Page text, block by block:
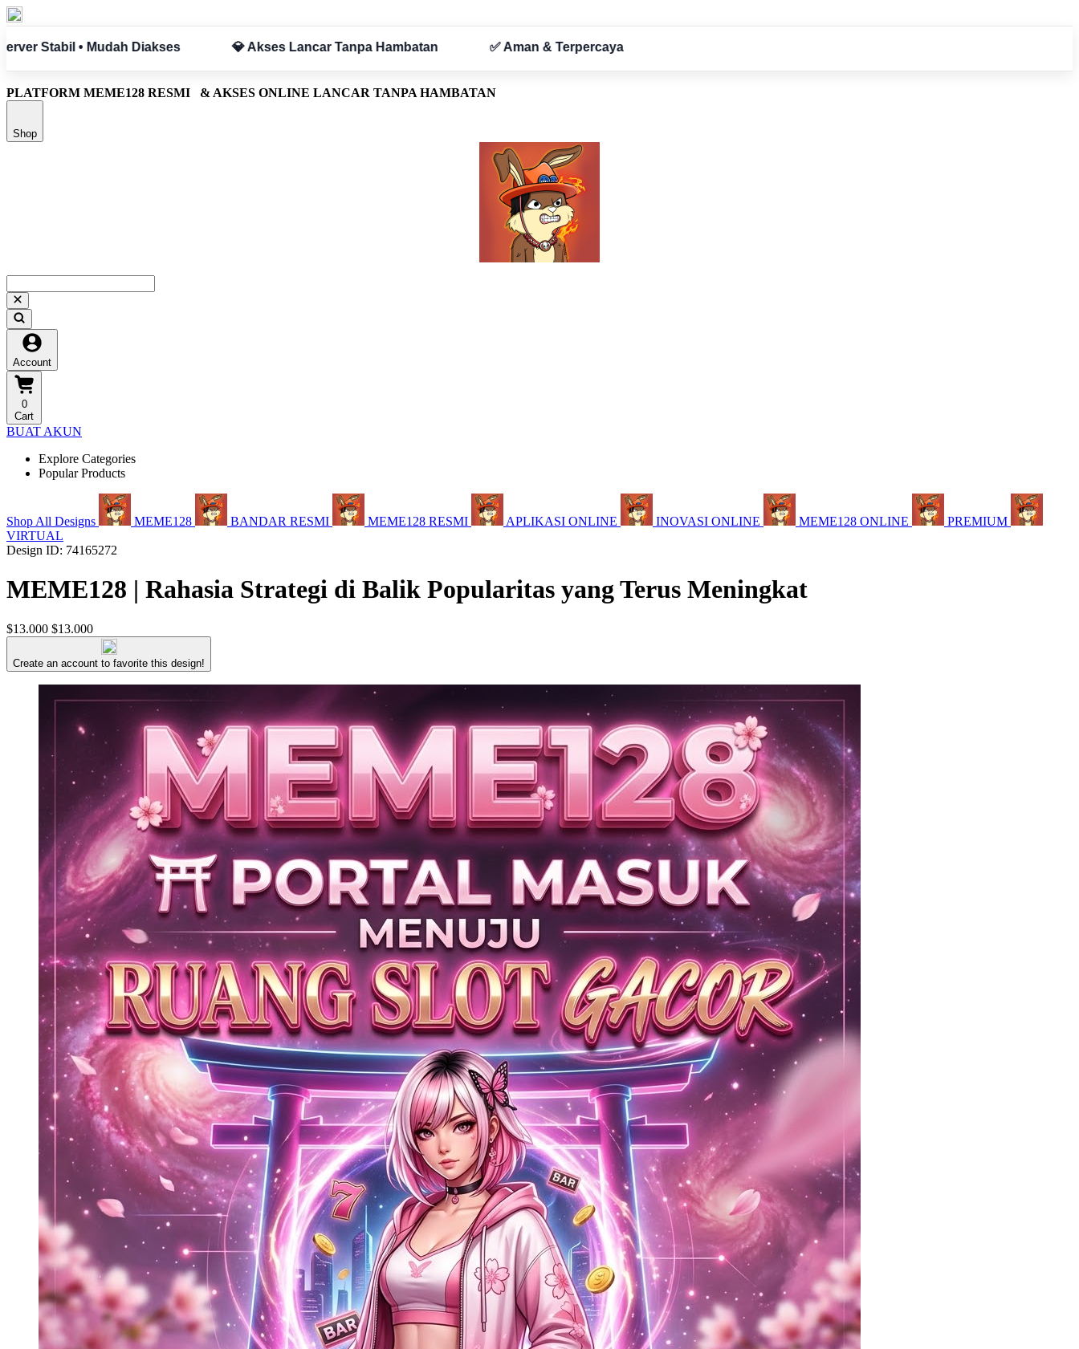
✅ Aman & Terpercaya
PLATFORM MEME128 RESMI & AKSES ONLINE LANCAR TANPA HAMBATAN
Shop
Account
0
Cart
BUAT AKUN
Explore Categories
Popular Products
Shop All Designs MEME128 BANDAR RESMI MEME128 RESMI APLIKASI ONLINE INOVASI ONLINE MEME128 ONLINE
PREMIUM
VIRTUAL
Design ID: 74165272
MEME128 | Rahasia Strategi di Balik Popularitas yang Terus Meningkat
$13.000 $13.000
Create an account to favorite this design!